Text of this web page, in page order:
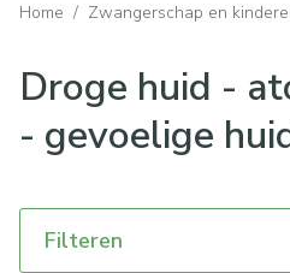
Home / Zwangerschap en
Droge huid -
- gevoelige
Filteren